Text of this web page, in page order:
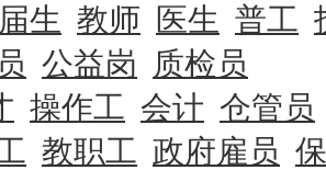
生 教师 医生 普工
公益岗
质检员
操作工 会计 仓管员
教职工 政府雇员